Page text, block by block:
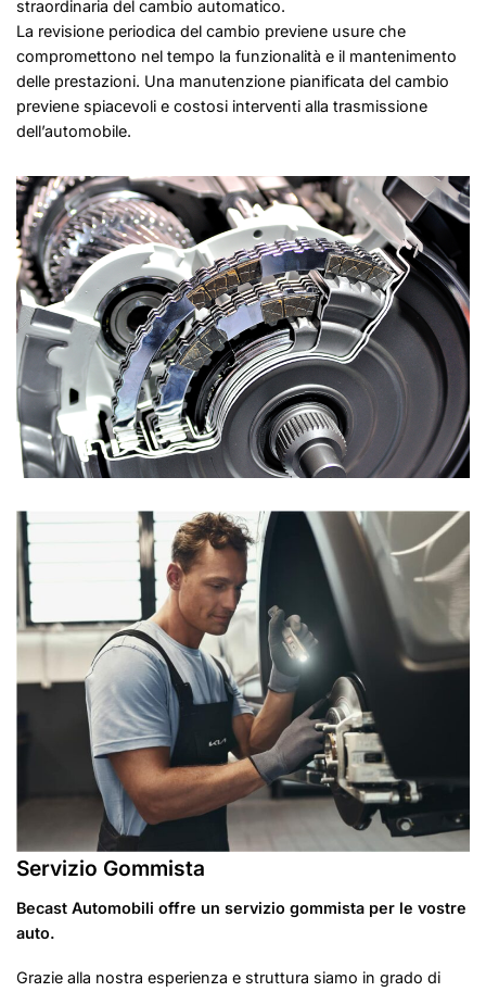
straordinaria del cambio automatico.
La revisione periodica del cambio previene usure che
compromettono nel tempo la funzionalità e il mantenimento
delle prestazioni. Una manutenzione pianificata del cambio
previene spiacevoli e costosi interventi alla trasmissione
dell’automobile.
Servizio Gommista
Becast Automobili offre un servizio gommista per le vostre
auto.
Grazie alla nostra esperienza e struttura siamo in grado di